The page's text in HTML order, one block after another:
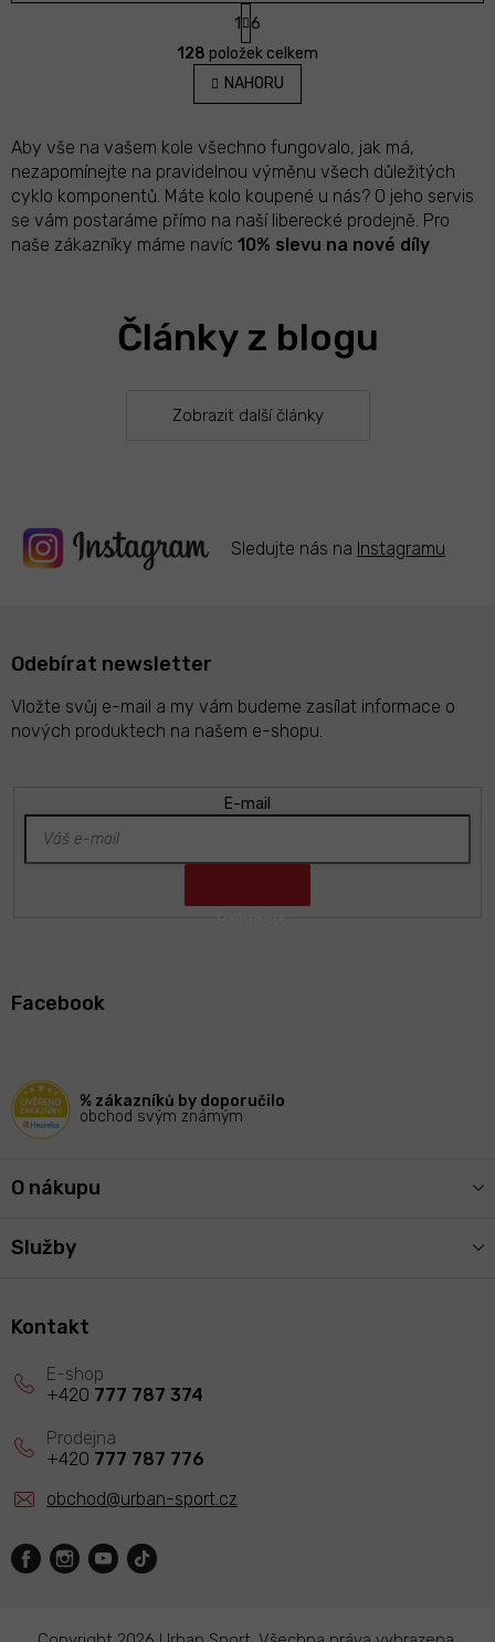
O
v
l
á
a
c
í
p
r
v
ý
p
u
S
t
r
á
n
k
v
n
í
1
6
128 položek celkem
NAHORU
Aby vše na vašem kole všechno fungovalo, jak má,
nezapomínejte na pravidelnou výměnu všech důležitých
cyklo komponentů. Máte kolo koupené u nás? O jeho servis
se vám postaráme přímo na naší liberecké prodejně. Pro
naše zákazníky máme navíc 10% slevu na nové díly
Články z blogu
Zobrazit další články
Sledujte nás na Instagramu
Odebírat newsletter
Vložte svůj e-mail a my vám budeme zasílat informace o
nových produktech na našem e-shopu.
E-mail
Facebook
% zákazníků by doporučilo
obchod svým známým
O nákupu
Služby
Kontakt
obchod@urban-sport.cz
+420 777 787 374
+420 777 787 776